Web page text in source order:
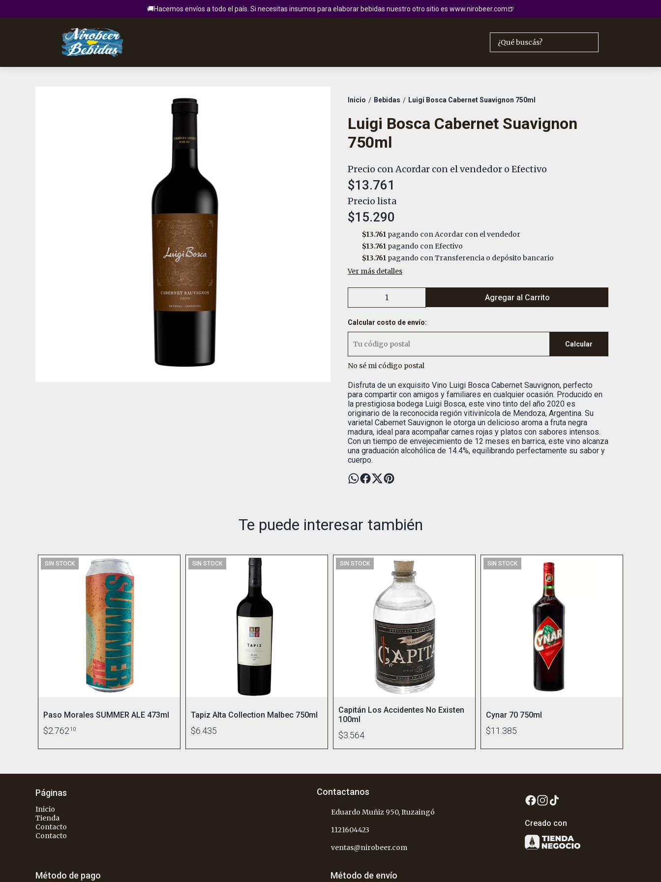
🚚Hacemos envíos a todo el país. Si necesitas insumos para elaborar bebidas nuestro otro sitio es www.nirobeer.com🍺
Inicio / Bebidas / Luigi Bosca Cabernet Suavignon 750ml
Luigi Bosca Cabernet Suavignon
750ml
Precio con Acordar con el vendedor o Efectivo
$13.761
Precio lista
$15.290
$13.761 pagando con Acordar con el vendedor
$13.761 pagando con Efectivo
$13.761 pagando con Transferencia o depósito bancario
Ver más detalles
Agregar al Carrito
Calcular costo de envío:
Calcular
No sé mi código postal
Disfruta de un exquisito Vino Luigi Bosca Cabernet Sauvignon, perfecto
para compartir con amigos y familiares en cualquier ocasión. Producido en
la prestigiosa bodega Luigi Bosca, este vino tinto del año 2020 es
originario de la reconocida región vitivinícola de Mendoza, Argentina. Su
varietal Cabernet Sauvignon le otorga un delicioso aroma a fruta negra
madura, ideal para acompañar carnes rojas y platos con sabores intensos.
Con un tiempo de envejecimiento de 12 meses en barrica, este vino alcanza
una graduación alcohólica de 14.4%, equilibrando perfectamente su sabor y
cuerpo.
Te puede interesar también
SIN STOCK
Paso Morales SUMMER ALE 473ml
$2.762 10
SIN STOCK
Tapiz Alta Collection Malbec 750ml
$6.435
SIN STOCK
Capitán Los Accidentes No Existen
100ml
$3.564
SIN STOCK
Cynar 70 750ml
$11.385
Páginas
Inicio
Tienda
Contacto
Contacto
Contactanos
Eduardo Muñiz 950, Ituzaingó
1121604423
ventas@nirobeer.com
Creado con
Método de pago Método de envío